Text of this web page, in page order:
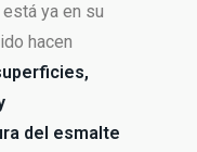
ya en su
hacen
del esmalte